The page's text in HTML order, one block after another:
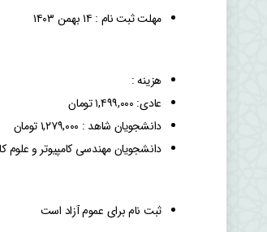
مهلت ثبت نام : ۱۴ بهمن ۱۴۰۳
هزینه :
عادی: ۱,۴۹۹,۰۰۰ تومان
دانشجویان شاهد : ۱,۲۷۹,۰۰۰ تومان
دانشجویان مهندسی کامپیوتر و علوم کامپیوتر:
ثبت نام برای عموم آزاد است